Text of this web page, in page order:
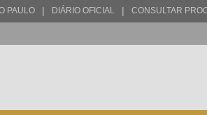
PAULO | DIÁRIO OFICIAL | CONSULTAR